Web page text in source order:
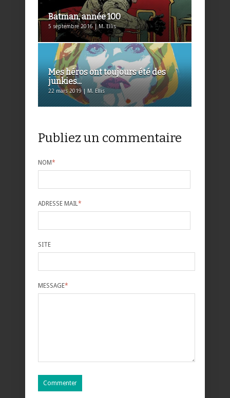
Batman, année 100
5 septembre 2016 | M. Ellis
Mes héros ont toujours été des
junkies...
22 mars 2019 | M. Ellis
Publiez un commentaire
NOM*
ADRESSE MAIL*
SITE
MESSAGE*